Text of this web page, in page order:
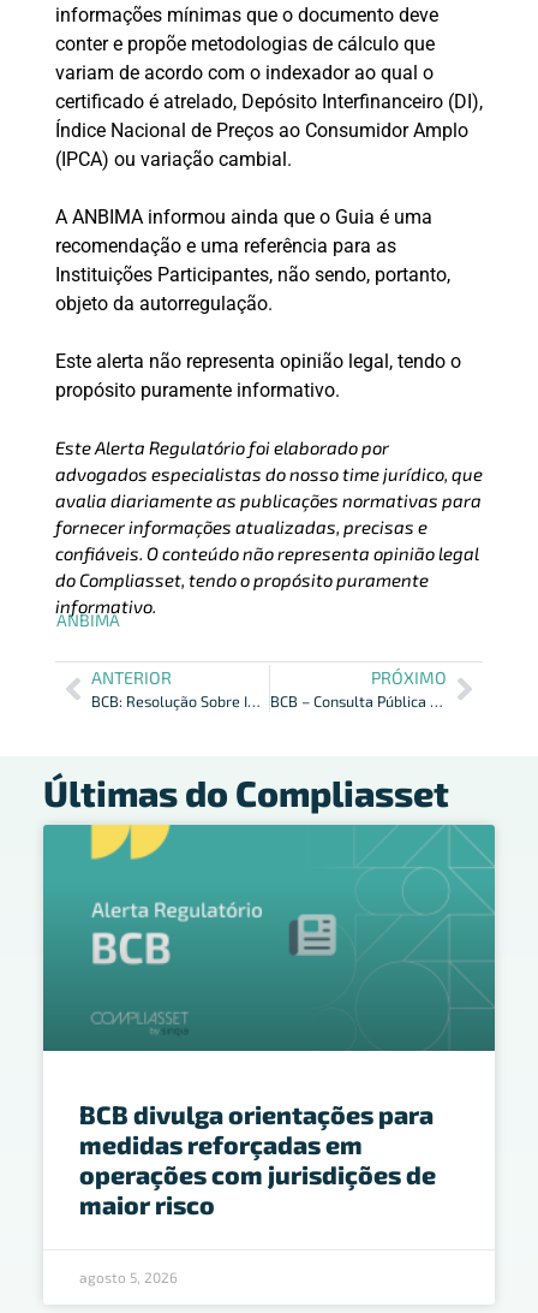
informações mínimas que o documento deve
conter e propõe metodologias de cálculo que
variam de acordo com o indexador ao qual o
certificado é atrelado, Depósito Interfinanceiro (DI),
Índice Nacional de Preços ao Consumidor Amplo
(IPCA) ou variação cambial.
A ANBIMA informou ainda que o Guia é uma
recomendação e uma referência para as
Instituições Participantes, não sendo, portanto,
objeto da autorregulação.
Este alerta não representa opinião legal, tendo o
propósito puramente informativo.
Este Alerta Regulatório foi elaborado por
advogados especialistas do nosso time jurídico, que
avalia diariamente as publicações normativas para
fornecer informações atualizadas, precisas e
confiáveis. O conteúdo não representa opinião legal
do Compliasset, tendo o propósito puramente
informativo.
ANBIMA
ANTERIOR
BCB: Resolução Sobre Interoperabilidade no Open Finance
PRÓXIMO
BCB – Consulta Pública Sobre Regras do Mercado Cambial Brasileiro
Últimas do Compliasset
BCB divulga orientações para
medidas reforçadas em
operações com jurisdições de
maior risco
agosto 5, 2026